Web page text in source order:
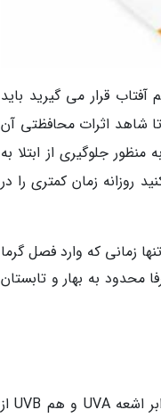
قرار می گیرید باید
شاهد اثرات محافظتی آن
جلوگیری از ابتلا به
زمان کمتری را در
زمانی که وارد فصل گرما
محدود به بهار و تابستان
به توصیه انجمن پوست آمریکا، بهتر است همواره ضد آفتاب هایی خریداری کنید که هم در برابر اشعه UVA و هم UVB از